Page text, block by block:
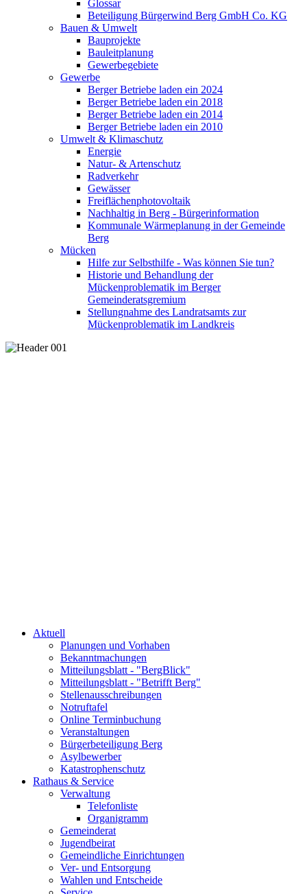
Glossar
Beteiligung Bürgerwind Berg GmbH Co. KG
Bauen & Umwelt
Bauprojekte
Bauleitplanung
Gewerbegebiete
Gewerbe
Berger Betriebe laden ein 2024
Berger Betriebe laden ein 2018
Berger Betriebe laden ein 2014
Berger Betriebe laden ein 2010
Umwelt & Klimaschutz
Energie
Natur- & Artenschutz
Radverkehr
Gewässer
Freiflächenphotovoltaik
Nachhaltig in Berg - Bürgerinformation
Kommunale Wärmeplanung in der Gemeinde
Berg
Mücken
Hilfe zur Selbsthilfe - Was können Sie tun?
Historie und Behandlung der
Mückenproblematik im Berger
Gemeinderatsgremium
Stellungnahme des Landratsamts zur
Mückenproblematik im Landkreis
Aktuell
Planungen und Vorhaben
Bekanntmachungen
Mitteilungsblatt - "BergBlick"
Mitteilungsblatt - "Betrifft Berg"
Stellenausschreibungen
Notruftafel
Online Terminbuchung
Veranstaltungen
Bürgerbeteiligung Berg
Asylbewerber
Katastrophenschutz
Rathaus & Service
Verwaltung
Telefonliste
Organigramm
Gemeinderat
Jugendbeirat
Gemeindliche Einrichtungen
Ver- und Entsorgung
Wahlen und Entscheide